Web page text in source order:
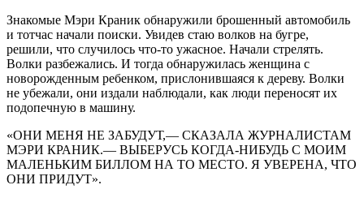
Знакомые Мэри Краник обнаружили брошенный автомобиль
и тотчас начали поиски. Увидев стаю волков на бугре,
решили, что случилось что-то ужасное. Начали стрелять.
Волки разбежались. И тогда обнаружилась женщина с
новорожденным ребенком, прислонившаяся к дереву. Волки
не убежали, они издали наблюдали, как люди переносят их
подопечную в машину.
«ОНИ МЕНЯ НЕ ЗАБУДУТ,— СКАЗАЛА ЖУРНАЛИСТАМ
МЭРИ КРАНИК.— ВЫБЕРУСЬ КОГДА-НИБУДЬ С МОИМ
МАЛЕНЬКИМ БИЛЛОМ НА ТО МЕСТО. Я УВЕРЕНА, ЧТО
ОНИ ПРИДУТ».